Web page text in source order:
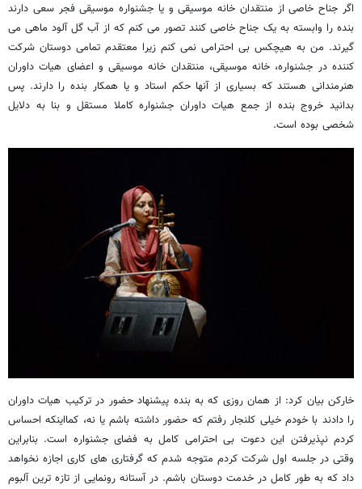
اگر جناح خاصی از منتقدان خانه موسیقی و یا جشنواره موسیقی فجر سعی دارند
بنده را وابسته به یک جناح خاصی کنند تصور می کنم که از آب گل آلود ماهی می
گیرند. من به هیچکس بی احترامی نمی کنم زیرا معتقدم تمامی دوستان شرکت
کننده در جشنواره، خانه موسیقی، منتقدان خانه موسیقی و اعضای هیات داوران
هنرمندانی هستند که بسیاری از آنها حکم استاد و یا همکار بنده را دارند. پس
بدانید خروج بنده از جمع هیات داوران جشنواره کاملا مستقل و بنا به دلایل
شخصی بوده است.
خارکن بیان کرد: از همان روزی که به بنده پیشنهاد حضور در ترکیب هیات داوران
را دادند با خودم خیلی کلنجار رفتم که حضور داشته باشم یا نه، کمااینکه احساس
کردم نپذیرفتن این دعوت بی احترامی کامل به فضای جشنواره است. بنابراین
وقتی در جلسه اول شرکت کردم متوجه شدم که گرفتاری های کاری اجازه نخواهد
داد که به طور کامل در خدمت دوستان باشم. در آستانه رونمایی از تازه ترین آلبوم